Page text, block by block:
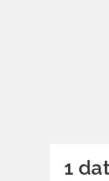
1